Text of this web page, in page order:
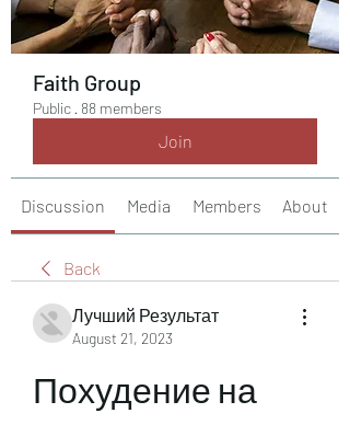
Faith Group
Public · 88 members
Join
Discussion Media Members About
Back
Лучший Результат
August 21, 2023
Похудение на